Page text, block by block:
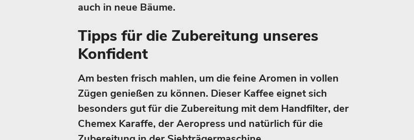
auch in neue Bäume.
Tipps für die Zubereitung unseres
Konfident
Am besten frisch mahlen, um die feine Aromen in vollen
Zügen genießen zu können. Dieser Kaffee eignet sich
besonders gut für die Zubereitung mit dem Handfilter, der
Chemex Karaffe, der Aeropress und natürlich für die